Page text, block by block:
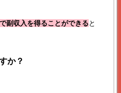
副収入を得ることができると
か？